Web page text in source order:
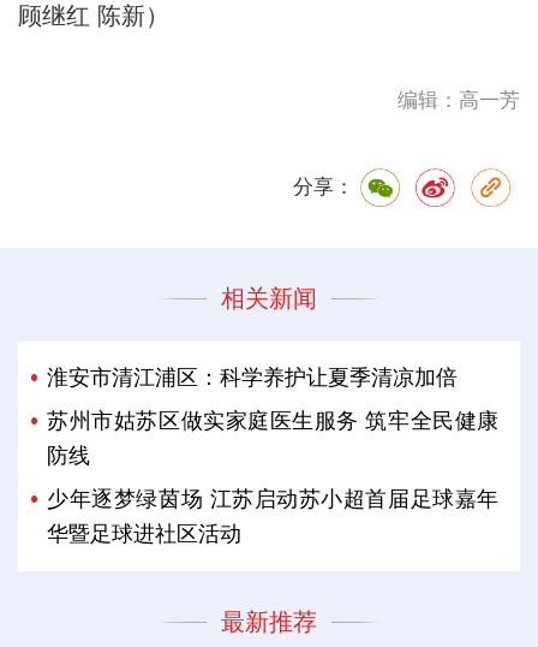
顾继红 陈新）
编辑：高一芳
分享：
相关新闻
淮安市清江浦区：科学养护让夏季清凉加倍
苏州市姑苏区做实家庭医生服务 筑牢全民健康
防线
少年逐梦绿茵场 江苏启动苏小超首届足球嘉年
华暨足球进社区活动
最新推荐